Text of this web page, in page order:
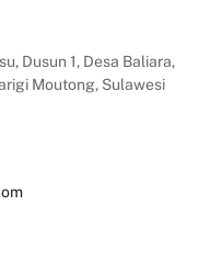
Dusun 1, Desa Baliara,
Moutong, Sulawesi